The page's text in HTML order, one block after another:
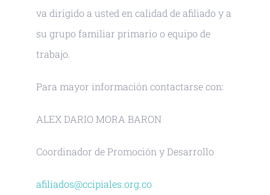
va dirigido a usted en calidad de afiliado y a
su grupo familiar primario o equipo de
trabajo.
Para mayor información contactarse con:
ALEX DARIO MORA BARON
Coordinador de Promoción y Desarrollo
afiliados@ccipiales.org.co